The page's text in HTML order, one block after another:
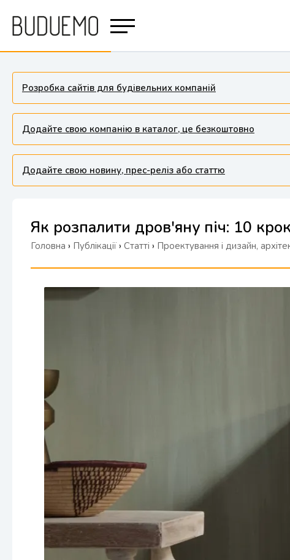
Розробка сайтів для будівельних компаній
Додайте свою компанію в каталог, це безкоштовно
Додайте свою новину, прес-реліз або статтю
Як розпалити дров'яну піч: 10
Головна › Публікації › Статті › Проектування і дизайн,